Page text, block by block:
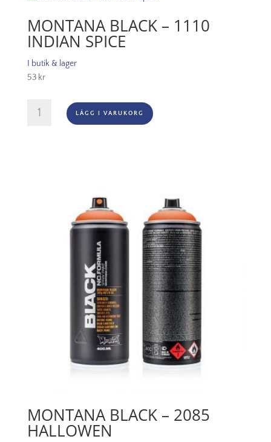
MONTANA BLACK – 1110
INDIAN SPICE
I butik & lager
53 kr
Black
LÄGG I VARUKORG
MONTANA BLACK – 2085
HALLOWEN